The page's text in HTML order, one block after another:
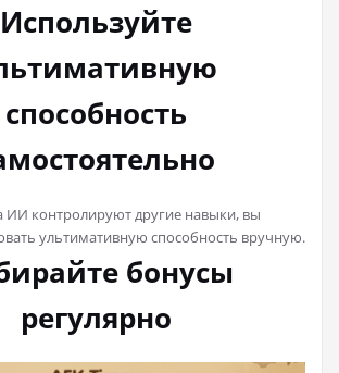
Используйте
способность
ИИ контролируют другие навыки, вы
ультимативную способность вручную.
бонусы
регулярно